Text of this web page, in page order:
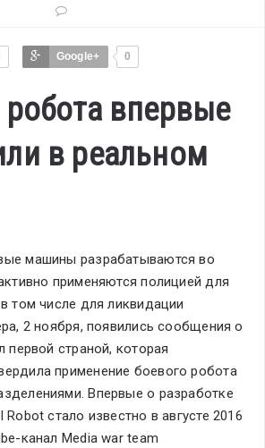
Google+ 0
робота впервые
в реальном
машины разрабатываются во
применяются полицией для
том числе для ликвидации
2 ноября, появились сообщения о
первой страной, которая
применение боевого робота
Впервые о разработке
стало известно в августе 2016
канал Media war team